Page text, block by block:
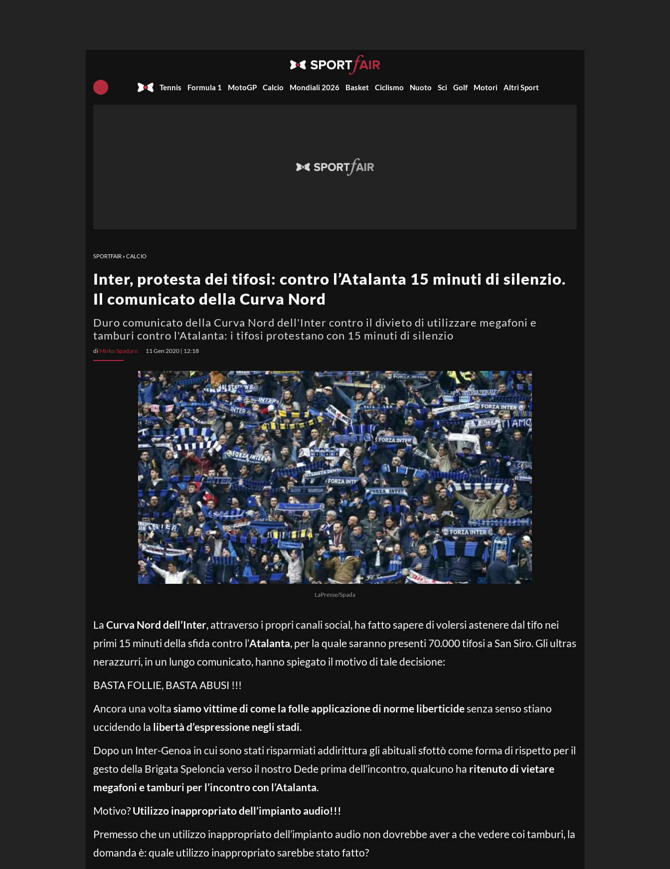
Tennis Formula 1 MotoGP Calcio Mondiali 2026 Basket Ciclismo Nuoto Sci Golf Motori Altri Sport
SPORTFAIR »CALCIO
Inter, protesta dei tifosi: contro l’Atalanta 15 minuti di silenzio.
Il comunicato della Curva Nord
Duro comunicato della Curva Nord dell'Inter contro il divieto di utilizzare megafoni e
tamburi contro l'Atalanta: i tifosi protestano con 15 minuti di silenzio
di Mirko Spadaro 11 Gen 2020 | 12:18
LaPresse/Spada
La Curva Nord dell’Inter, attraverso i propri canali social, ha fatto sapere di volersi astenere dal tifo nei
primi 15 minuti della sfida contro l’Atalanta, per la quale saranno presenti 70.000 tifosi a San Siro. Gli ultras
nerazzurri, in un lungo comunicato, hanno spiegato il motivo di tale decisione:
BASTA FOLLIE, BASTA ABUSI !!!
Ancora una volta siamo vittime di come la folle applicazione di norme liberticidesenza senso stiano
uccidendo la libertà d’espressione negli stadi.
Dopo un Inter-Genoa in cui sono stati risparmiati addirittura gli abituali sfottò come forma di rispetto per il
gesto della Brigata Speloncia verso il nostro Dede prima dell’incontro, qualcuno ha ritenuto di vietare
megafoni e tamburi per l’incontro con l’Atalanta.
Motivo? Utilizzo inappropriato dell’impianto audio!!!
Premesso che un utilizzo inappropriato dell’impianto audio non dovrebbe aver a che vedere coi tamburi, la
domanda è: quale utilizzo inappropriato sarebbe stato fatto?